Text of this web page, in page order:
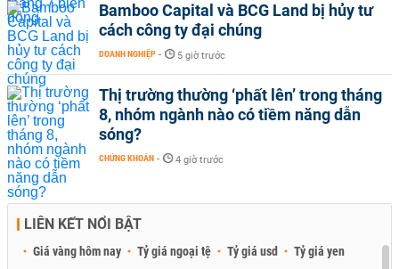
Bamboo Capital và BCG Land bị hủy tư
cách công ty đại chúng
DOANH NGHIỆP - 5 giờ trước
Thị trường thường ‘phất lên’ trong tháng
8, nhóm ngành nào có tiềm năng dẫn
sóng?
CHỨNG KHOÁN - 4 giờ trước
LIÊN KẾT NỔI BẬT
Giá vàng hôm nay Tỷ giá ngoại tệ Tỷ giá usd
Tỷ giá yen